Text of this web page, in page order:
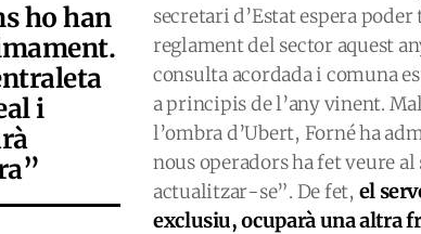
ho han
i
secretari d’Estat espera poder
reglament del sector aquest
consulta acordada i comuna
a principis de l’any vinent.
l’ombra d’Ubert, Forné ha
nous operadors ha fet veure al
actualitzar-se”. De fet, el
exclusiu, ocuparà una altra